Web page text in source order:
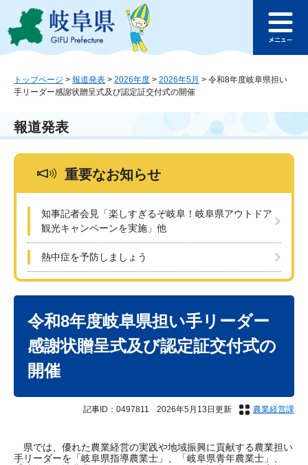
ジ
ュ
本
このページの本文へ
ュ
トップページ > 報道発表 > 2026年度 > 2026年5月 > 令和8年度岐阜県担い
手リーダー感謝状贈呈式及び認定証交付式の開催
報道発表
重要なお知らせ
知事記者会見「楽しすぎるぞ岐阜！岐阜県アウトドア
観光キャンペーンを実施」他
熱中症を予防しましょう
令和8年度岐阜県担い手リーダー
感謝状贈呈式及び認定証交付式の
開催
記事ID：0497811 2026年5月13日更新 農業経営課
県では、優れた農業経営の実践や地域振興に貢献する農業担い
手リーダーを「岐阜県指導農業士」、「岐阜県青年農業士」、